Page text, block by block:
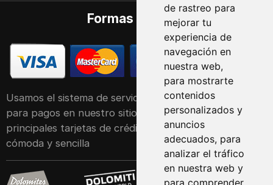
de rastreo para
mejorar tu
experiencia de
navegación en
nuestra web,
para mostrarte
contenidos
personalizados y
anuncios
adecuados, para
analizar el tráfico
en nuestra web y
para comprender
Formas de pago
Usamos el sistema de servicio POS de Raiffeisen Bank
para pagos en nuestro sitio web. Acepta las
principales tarjetas de crédito y débito de forma
cómoda y sencilla